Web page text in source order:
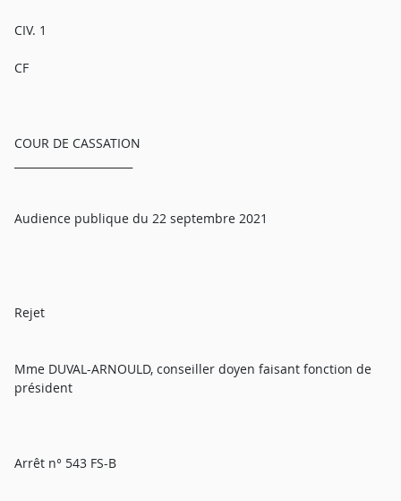
CIV. 1
CF
COUR DE CASSATION
Audience publique du 22 septembre 2021
Rejet
Mme DUVAL-ARNOULD, conseiller doyen faisant fonction de
président
Arrêt n° 543 FS-B